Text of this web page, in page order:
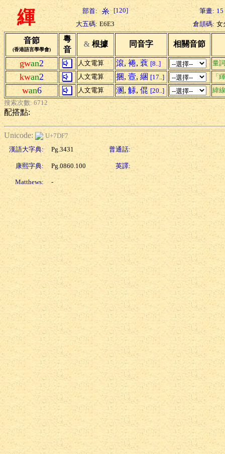
緷 部首: [120] 筆畫: 15
大五碼: E6E3 倉頡碼: 女
音節
(香港語言學學會)
粵
音
& 根據 同音字 相關音節
gwan2 人文電算 滾, 裷, 蔉 [8..] 量
kwan2 人文電算 捆, 壼, 綑 [17..] 「
wan6 人文電算 溷, 觨, 倱 [20..]
緯線
搜索次數: 6712
配搭點:
Unicode:
U+7DF7
漢語大字典:
Pg.3431 普通話:
康熙字典: Pg.0860.100 英譯:
Matthews: -